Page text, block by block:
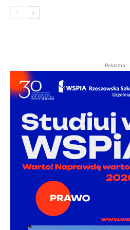
Reklama